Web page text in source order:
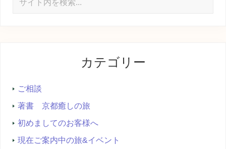
カテゴリー
ご相談
著書 京都癒しの旅
初めましてのお客様へ
現在ご案内中の旅&イベント